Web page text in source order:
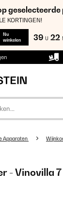
KORTINGEN!
Nu
winkelen
39 U 22
Apparaten
- Vinovilla 7